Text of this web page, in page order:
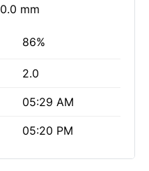
0.0 mm
86%
2.0
05:29 AM
05:20 PM